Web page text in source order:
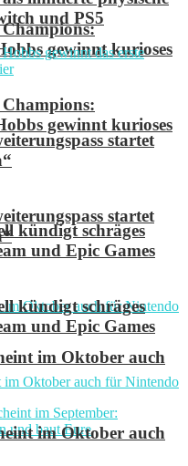
gewinnt kurioses
startet
kündigt schräges
und Epic Games
im Oktober auch
und PS5
gewinnt kurioses
startet
kündigt schräges
und Epic Games
im Oktober auch